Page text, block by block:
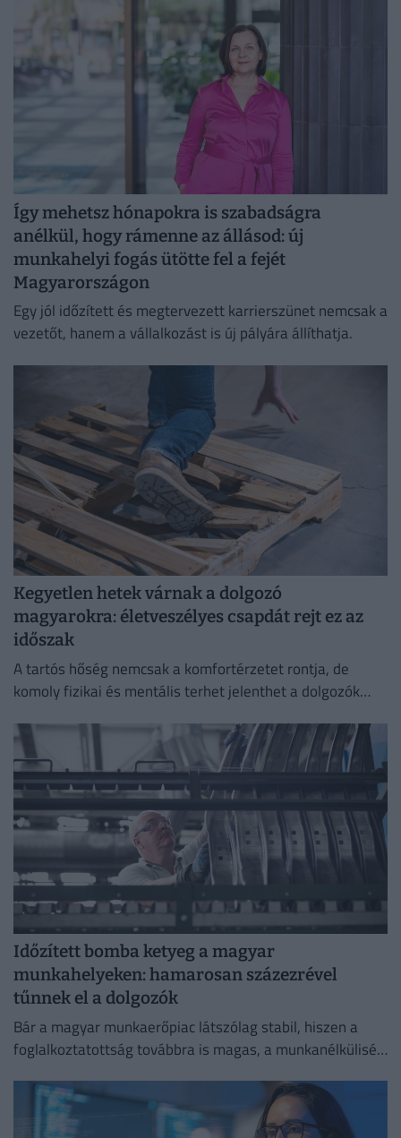
Így mehetsz hónapokra is szabadságra
anélkül, hogy rámenne az állásod: új
munkahelyi fogás ütötte fel a fejét
Magyarországon
Egy jól időzített és megtervezett karrierszünet nemcsak a
vezetőt, hanem a vállalkozást is új pályára állíthatja.
Kegyetlen hetek várnak a dolgozó
magyarokra: életveszélyes csapdát rejt ez az
időszak
A tartós hőség nemcsak a komfortérzetet rontja, de
komoly fizikai és mentális terhet jelenthet a dolgozók
Időzített bomba ketyeg a magyar
munkahelyeken: hamarosan százezrével
tűnnek el a dolgozók
Bár a magyar munkaerőpiac látszólag stabil, hiszen a
foglalkoztatottság továbbra is magas, a munkanélküliség